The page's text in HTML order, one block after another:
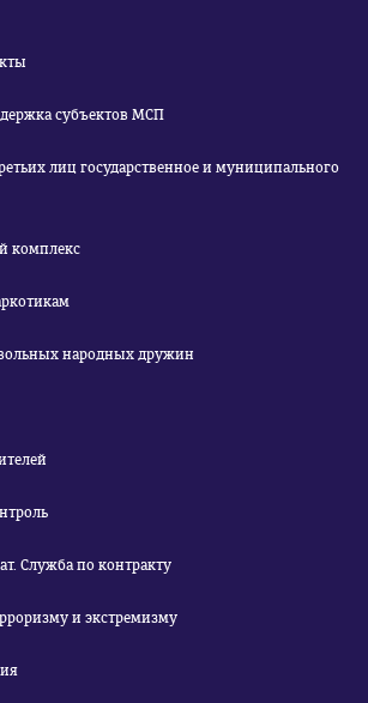
субъектов МСП
лиц государственное и муниципального
комплекс
народных дружин
Служба по контракту
и экстремизму